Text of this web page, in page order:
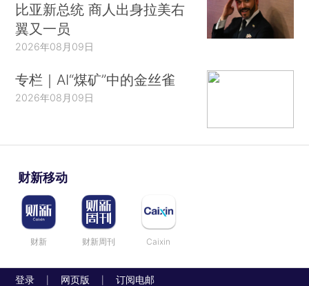
比亚新总统 商人出身拉美右
翼又一员
2026年08月09日
专栏｜AI“煤矿”中的金丝雀
2026年08月09日
财新移动
财新 财新周刊 Caixin
登录 网页版 订阅电邮